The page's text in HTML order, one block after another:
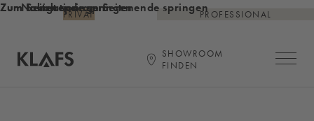
Zum Inhalt springen
Zum Seitenende springen
Zur Navigation am Seitenende springen
PRIVAT PROFESSIONAL
SHOWROOM
FINDEN